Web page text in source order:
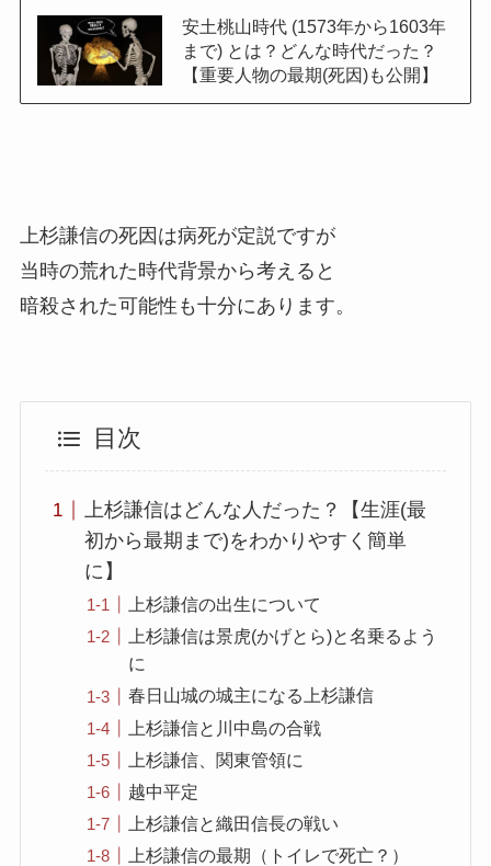
安土桃山時代 (1573年から1603年
まで) とは？どんな時代だった？
【重要人物の最期(死因)も公開】
上杉謙信の死因は病死が定説ですが
当時の荒れた時代背景から考えると
暗殺された可能性も十分にあります。
目次
上杉謙信はどんな人だった？【生涯(最
初から最期まで)をわかりやすく簡単
に】
上杉謙信の出生について
上杉謙信は景虎(かげとら)と名乗るよう
に
春日山城の城主になる上杉謙信
上杉謙信と川中島の合戦
上杉謙信、関東管領に
越中平定
上杉謙信と織田信長の戦い
上杉謙信の最期（トイレで死亡？）